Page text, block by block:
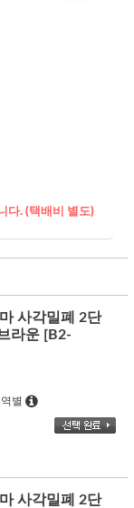
다. (택배비 별도)
사각밀폐 2단
라운 [B2-
별
사각밀폐 2단